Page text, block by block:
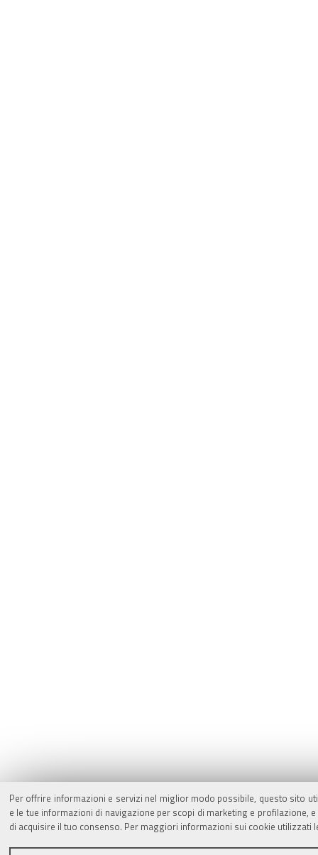
Per offrire informazioni e servizi nel miglior modo possibile, questo sito
e le tue informazioni di navigazione per scopi di marketing e
di acquisire il tuo consenso. Per maggiori informazioni sui cookie utilizzati